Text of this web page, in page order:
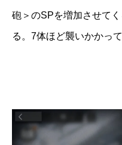
砲＞のSPを増加させて
る。7体ほど襲いかかって